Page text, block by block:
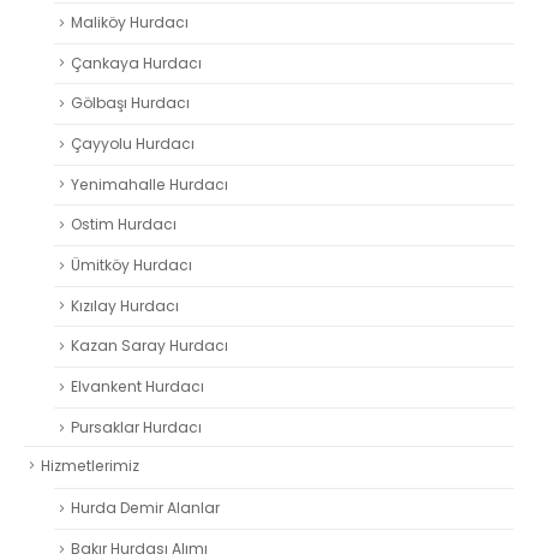
Maliköy Hurdacı
Çankaya Hurdacı
Gölbaşı Hurdacı
Çayyolu Hurdacı
Yenimahalle Hurdacı
Ostim Hurdacı
Ümitköy Hurdacı
Kızılay Hurdacı
Kazan Saray Hurdacı
Elvankent Hurdacı
Pursaklar Hurdacı
Hizmetlerimiz
Hurda Demir Alanlar
Bakır Hurdası Alımı